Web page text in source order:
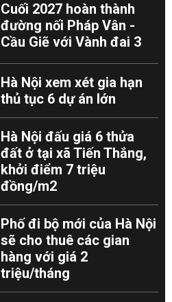
Cuối 2027 hoàn thành
đường nối Pháp Vân -
Cầu Giẽ với Vành đai 3
Hà Nội xem xét gia hạn
thủ tục 6 dự án lớn
Hà Nội đấu giá 6 thửa
đất ở tại xã Tiến Thắng,
khởi điểm 7 triệu
đồng/m2
Phố đi bộ mới của Hà Nội
sẽ cho thuê các gian
hàng với giá 2
triệu/tháng